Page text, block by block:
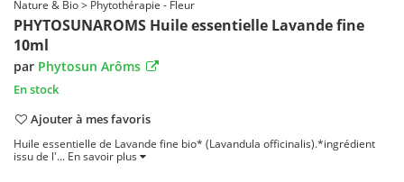
Nature & Bio > Phytothérapie - Fleur
PHYTOSUNAROMS Huile essentielle Lavande fine
10ml
par Phytosun Arôms
En stock
Ajouter à mes favoris
Huile essentielle de Lavande fine bio* (Lavandula officinalis).*ingrédient
issu de l'... En savoir plus